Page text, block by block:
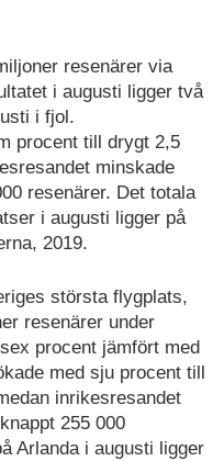
resenärer via
i augusti ligger två
i fjol.
procent till drygt 2,5
minskade
resenärer. Det totala
i augusti ligger på
2019.
största flygplats,
resenärer under
procent jämfört med
med sju procent till
inrikesresandet
255 000
Arlanda i augusti ligger